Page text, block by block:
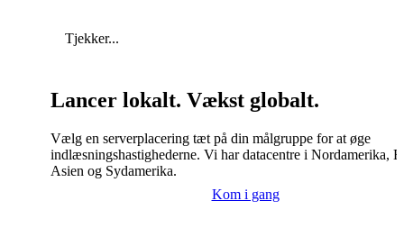
Tjekker...
Lancer lokalt. Vækst globalt.
Vælg en serverplacering tæt på din målgruppe for at øge
indlæsningshastighederne. Vi har datacentre i Nordamerika,
Asien og Sydamerika.
Kom i gang